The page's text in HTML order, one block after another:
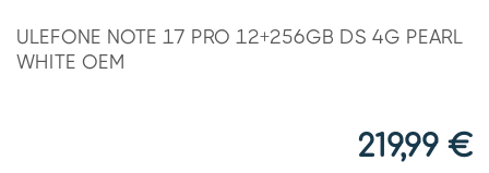
ULEFONE NOTE 17 PRO 12+256GB DS 4G PEARL
WHITE OEM
219,99 €